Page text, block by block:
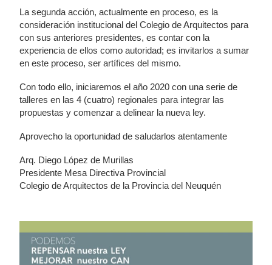
La segunda acción, actualmente en proceso, es la
consideración institucional del Colegio de Arquitectos para
con sus anteriores presidentes, es contar con la
experiencia de ellos como autoridad; es invitarlos a sumar
en este proceso, ser artífices del mismo.
Con todo ello, iniciaremos el año 2020 con una serie de
talleres en las 4 (cuatro) regionales para integrar las
propuestas y comenzar a delinear la nueva ley.
Aprovecho la oportunidad de saludarlos atentamente
Arq. Diego López de Murillas
Presidente Mesa Directiva Provincial
Colegio de Arquitectos de la Provincia del Neuquén